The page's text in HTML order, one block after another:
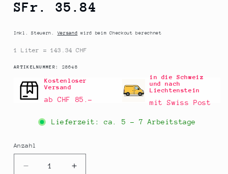
Normaler
SFr. 35.84
Inkl. Steuern.Versand wird beim Checkout berechnet
1 Liter = 143.34 CHF
ARTIKELNUMMER: SKU:
28648
Kostenloser
Versand
ab CHF 85.–
in die Schweiz
und nach
Liechtenstein
mit Swiss Post
Lieferzeit: ca. 5 - 7 Arbeitstage
Anzahl
Anzahl
Verringere
Erhöhe